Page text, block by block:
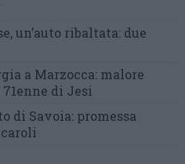
un’auto ribaltata: due
a Marzocca: malore
di Jesi
di Savoia: promessa